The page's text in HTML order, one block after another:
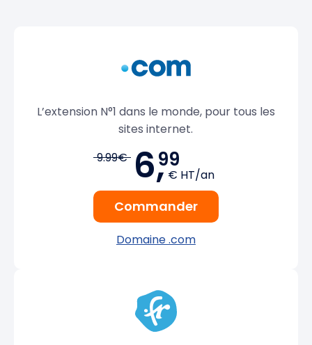
L’extension N°1 dans le monde, pour tous les
sites internet.
9.99€ 6,99
€ HT/an
Commander
Domaine .com